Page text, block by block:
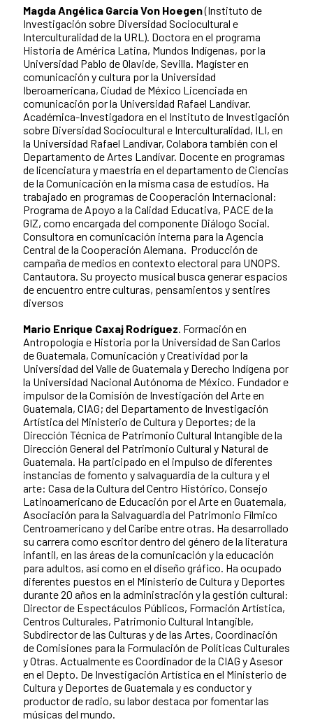
Magda Angélica García Von Hoegen(Instituto de
Investigación sobre Diversidad Sociocultural e
Interculturalidad de la URL). Doctora en el programa
Historia de América Latina, Mundos Indígenas, por la
Universidad Pablo de Olavide, Sevilla. Magíster en
comunicación y cultura por la Universidad
Iberoamericana, Ciudad de México Licenciada en
comunicación por la Universidad Rafael Landívar.
Académica-Investigadora en el Instituto de Investigación
sobre Diversidad Sociocultural e Interculturalidad, ILI, en
la Universidad Rafael Landívar, Colabora también con el
Departamento de Artes Landívar. Docente en programas
de licenciatura y maestría en el departamento de Ciencias
de la Comunicación en la misma casa de estudios. Ha
trabajado en programas de Cooperación Internacional:
Programa de Apoyo a la Calidad Educativa, PACE de la
GIZ, como encargada del componente Diálogo Social.
Consultora en comunicación interna para la Agencia
Central de la Cooperación Alemana. Producción de
campaña de medios en contexto electoral para UNOPS.
Cantautora. Su proyecto musical busca generar espacios
de encuentro entre culturas, pensamientos y sentires
diversos
Mario Enrique Caxaj Rodríguez. Formación en
Antropología e Historia por la Universidad de San Carlos
de Guatemala, Comunicación y Creatividad por la
Universidad del Valle de Guatemala y Derecho Indígena por
la Universidad Nacional Autónoma de México. Fundador e
impulsor de la Comisión de Investigación del Arte en
Guatemala, CIAG; del Departamento de Investigación
Artística del Ministerio de Cultura y Deportes; de la
Dirección Técnica de Patrimonio Cultural Intangible de la
Dirección General del Patrimonio Cultural y Natural de
Guatemala. Ha participado en el impulso de diferentes
instancias de fomento y salvaguardia de la cultura y el
arte: Casa de la Cultura del Centro Histórico, Consejo
Latinoamericano de Educación por el Arte en Guatemala,
Asociación para la Salvaguardia del Patrimonio Fílmico
Centroamericano y del Caribe entre otras. Ha desarrollado
su carrera como escritor dentro del género de la literatura
infantil, en las áreas de la comunicación y la educación
para adultos, así como en el diseño gráfico. Ha ocupado
diferentes puestos en el Ministerio de Cultura y Deportes
durante 20 años en la administración y la gestión cultural:
Director de Espectáculos Públicos, Formación Artística,
Centros Culturales, Patrimonio Cultural Intangible,
Subdirector de las Culturas y de las Artes, Coordinación
de Comisiones para la Formulación de Políticas Culturales
y Otras. Actualmente es Coordinador de la CIAG y Asesor
en el Depto. De Investigación Artística en el Ministerio de
Cultura y Deportes de Guatemala y es conductor y
productor de radio, su labor destaca por fomentar las
músicas del mundo.